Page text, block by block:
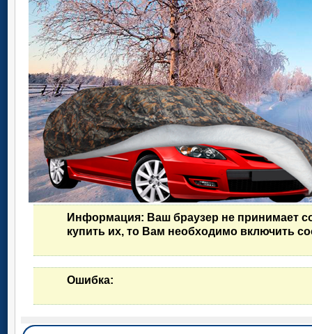
Информация: Ваш браузер не принимает
купить их, то Вам необходимо включить
Ошибка: